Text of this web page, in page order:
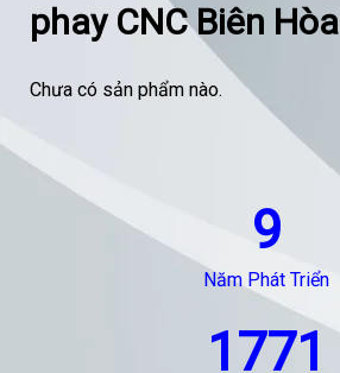
phay CNC Biên Hòa
Chưa có sản phẩm nào.
9
Năm Phát Triển
1771